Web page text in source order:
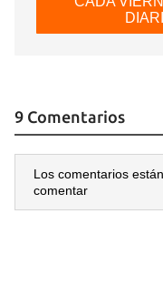
9 Comentarios
Los comentarios
comentar